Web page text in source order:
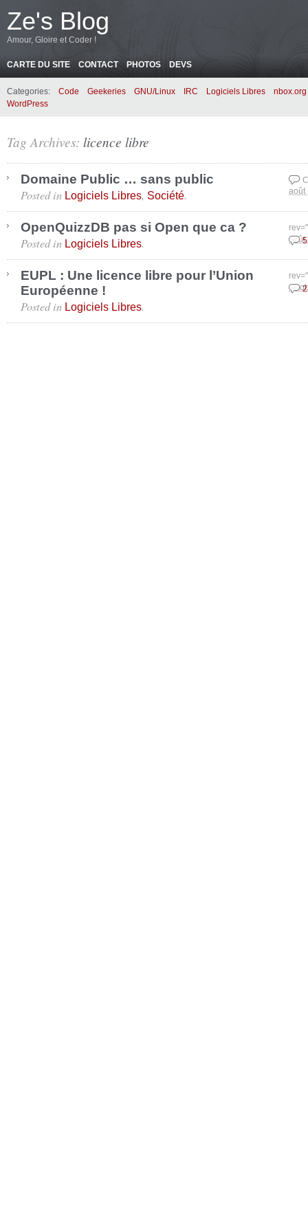
Ze's Blog
Amour, Gloire et Coder !
CARTE DU SITE CONTACT PHOTOS DEVS
Categories: Code Geekeries GNU/Linux IRC Logiciels Libres
nbox.org
WordPress
Tag Archives: licence libre
Domaine Public … sans public
août
Posted in Logiciels Libres, Société.
OpenQuizzDB pas si Open que ca ?
août
Posted in Logiciels Libres.
EUPL : Une licence libre pour l’Union
Européenne !
Posted in Logiciels Libres.